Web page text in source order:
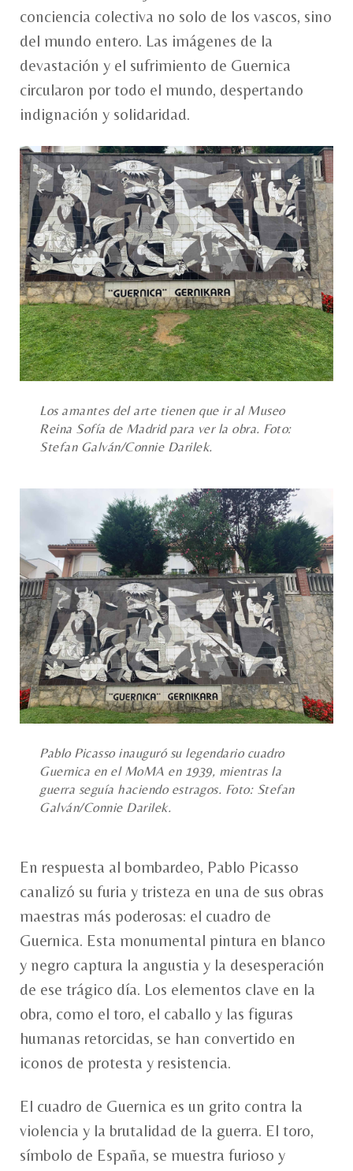
conciencia colectiva no solo de los vascos, sino
del mundo entero. Las imágenes de la
devastación y el sufrimiento de Guernica
circularon por todo el mundo, despertando
indignación y solidaridad.
Los amantes del arte tienen que ir al Museo
Reina Sofía de Madrid para ver la obra. Foto:
Stefan Galván/Connie Darilek.
Pablo Picasso inauguró su legendario cuadro
Guernica en el MoMA en 1939, mientras la
guerra seguía haciendo estragos. Foto: Stefan
Galván/Connie Darilek.
En respuesta al bombardeo, Pablo Picasso
canalizó su furia y tristeza en una de sus obras
maestras más poderosas: el cuadro de
Guernica. Esta monumental pintura en blanco
y negro captura la angustia y la desesperación
de ese trágico día. Los elementos clave en la
obra, como el toro, el caballo y las figuras
humanas retorcidas, se han convertido en
iconos de protesta y resistencia.
El cuadro de Guernica es un grito contra la
violencia y la brutalidad de la guerra. El toro,
símbolo de España, se muestra furioso y